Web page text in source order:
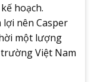
hoạch.
nên Casper
một lượng
Việt Nam